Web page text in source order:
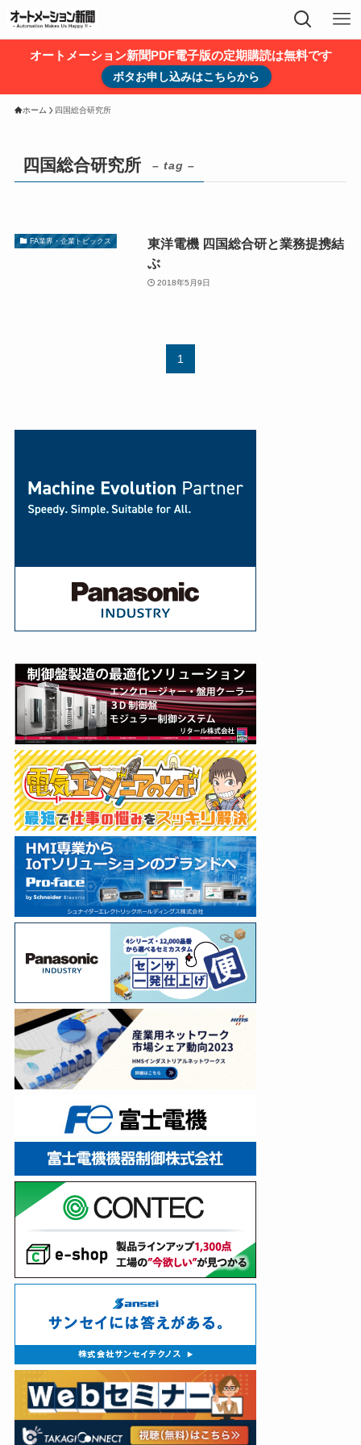
オートメーション新聞PDF電子版の定期購読は無料です
ボタお申し込みはこちらから
ホーム 四国総合研究所
四国総合研究所 – tag –
FA業界・企業トピックス
東洋電機 四国総合研と業務提携結
ぶ
2018年5月9日
1